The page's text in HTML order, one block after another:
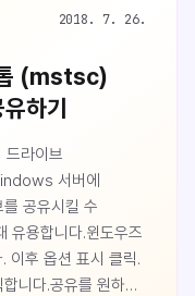
2018. 7. 26.
(mstsc)
하기
라이브
서버에
공유시킬 수
유용합니다.윈도우즈
이후 옵션 표시 클릭.
니다.공유를 원하는